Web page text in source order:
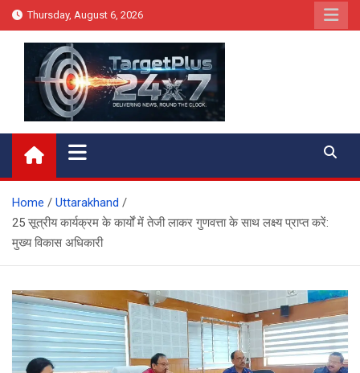
Skip
to
Thursday, August 6, 2026
Target Plus 24×7
Home
Uttarakhand
25 सूत्रीय कार्यक्रम के कार्यों में तेजी लाकर गुणवत्ता के साथ लक्ष्य प्राप्त करें:
मुख्य विकास अधिकारी